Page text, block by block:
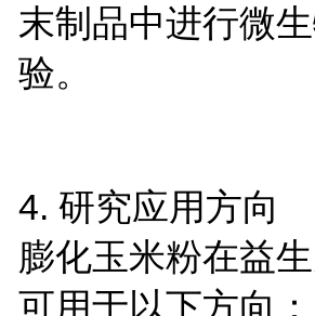
末制品中进行微
验。
4. 研究应用方向
膨化玉米粉在益
可用于以下方向：